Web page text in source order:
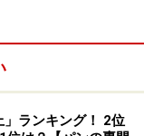
ランキング！ 2位